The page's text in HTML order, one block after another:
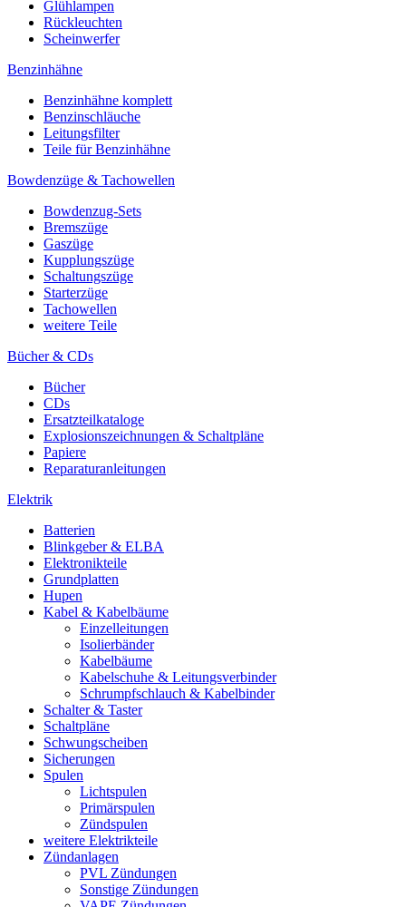
Glühlampen
Rückleuchten
Scheinwerfer
Benzinhähne
Benzinhähne komplett
Benzinschläuche
Leitungsfilter
Teile für Benzinhähne
Bowdenzüge & Tachowellen
Bowdenzug-Sets
Bremszüge
Gaszüge
Kupplungszüge
Schaltungszüge
Starterzüge
Tachowellen
weitere Teile
Bücher & CDs
Bücher
CDs
Ersatzteilkataloge
Explosionszeichnungen & Schaltpläne
Papiere
Reparaturanleitungen
Elektrik
Batterien
Blinkgeber & ELBA
Elektronikteile
Grundplatten
Hupen
Kabel & Kabelbäume
Einzelleitungen
Isolierbänder
Kabelbäume
Kabelschuhe & Leitungsverbinder
Schrumpfschlauch & Kabelbinder
Schalter & Taster
Schaltpläne
Schwungscheiben
Sicherungen
Spulen
Lichtspulen
Primärspulen
Zündspulen
weitere Elektrikteile
Zündanlagen
PVL Zündungen
Sonstige Zündungen